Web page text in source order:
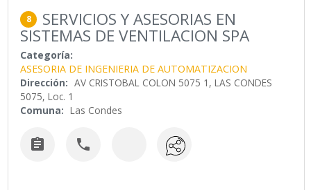
8 SERVICIOS Y ASESORIAS EN
SISTEMAS DE VENTILACION SPA
Categoría:
ASESORIA DE INGENIERIA DE AUTOMATIZACION
Dirección: AV CRISTOBAL COLON 5075 1, LAS CONDES
5075, Loc. 1
Comuna: Las Condes
 